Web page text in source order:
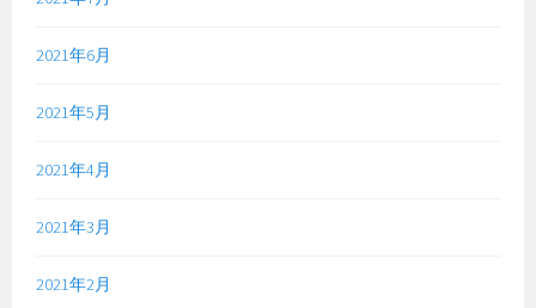
2021年6月
2021年5月
2021年4月
2021年3月
2021年2月